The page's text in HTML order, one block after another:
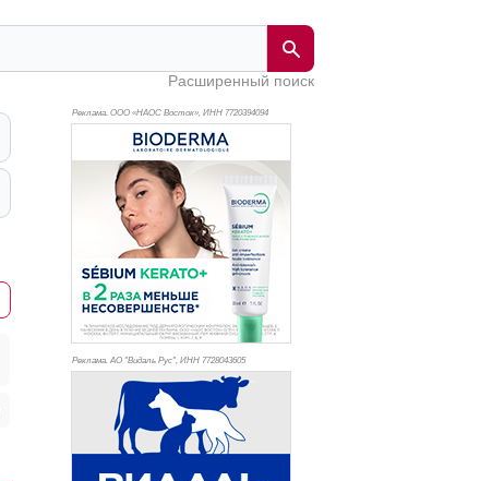
Расширенный поиск
Реклама. ООО «НАОС Восток», ИНН 7720394094
Реклама. АО "Видаль Рус", ИНН 7728043605